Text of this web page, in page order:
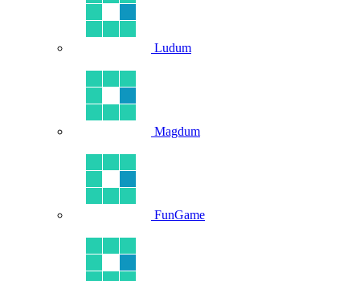
Ludum
Magdum
FunGame